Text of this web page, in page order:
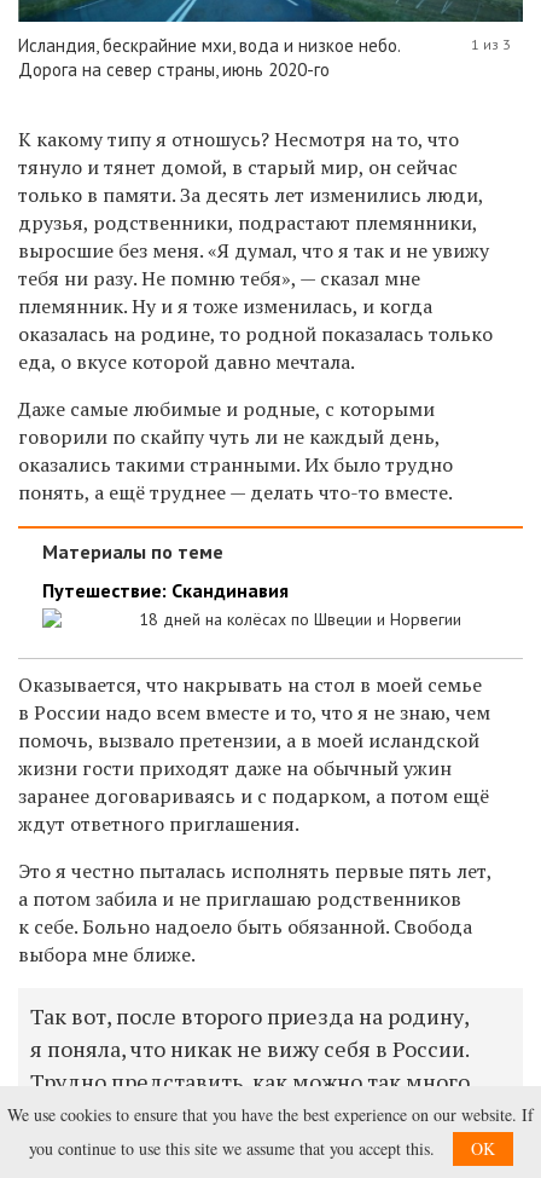
Исландия, бескрайние мхи, вода и низкое небо.
Дорога на север страны, июнь 2020-го
1 из 3
К какому типу я отношусь? Несмотря на то, что
тянуло и тянет домой, в старый мир, он сейчас
только в памяти. За десять лет изменились люди,
друзья, родственники, подрастают племянники,
выросшие без меня. «Я думал, что я так и не увижу
тебя ни разу. Не помню тебя», — сказал мне
племянник. Ну и я тоже изменилась, и когда
оказалась на родине, то родной показалась только
еда, о вкусе которой давно мечтала.
Даже самые любимые и родные, с которыми
говорили по скайпу чуть ли не каждый день,
оказались такими странными. Их было трудно
понять, а ещё труднее — делать что-то вместе.
Материалы по теме
Путешествие: Скандинавия
18 дней на колёсах по Швеции и Норвегии
Оказывается, что накрывать на стол в моей семье
в России надо всем вместе и то, что я не знаю, чем
помочь, вызвало претензии, а в моей исландской
жизни гости приходят даже на обычный ужин
заранее договариваясь и с подарком, а потом ещё
ждут ответного приглашения.
Это я честно пыталась исполнять первые пять лет,
а потом забила и не приглашаю родственников
к себе. Больно надоело быть обязанной. Свобода
выбора мне ближе.
Так вот, после второго приезда на родину,
я поняла, что никак не вижу себя в России.
Трудно представить, как можно так много
работать и жить в постоянном стрессе, жить
для кого-то или чего-то...
We use cookies to ensure that you have the best experience on our website. If
you continue to use this site we assume that you accept this.
OK